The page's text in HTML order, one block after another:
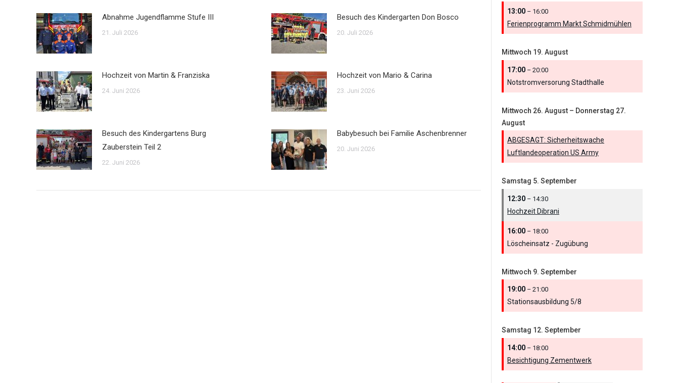
Abnahme Jugendflamme Stufe III
21. Juli 2026
Besuch des Kindergarten Don Bosco
20. Juli 2026
Hochzeit von Martin & Franziska
24. Juni 2026
Hochzeit von Mario & Carina
23. Juni 2026
Besuch des Kindergartens Burg
Zauberstein Teil 2
22. Juni 2026
Babybesuch bei Familie Aschenbrenner
20. Juni 2026
13:00 – 16:00
Ferienprogramm Markt Schmidmühlen
Mittwoch 19. August
17:00 – 20:00
Notstromversorung Stadthalle
Mittwoch 26. August – Donnerstag 27.
August
ABGESAGT: Sicherheitswache
Luftlandeoperation US Army
Samstag 5. September
12:30 – 14:30
Hochzeit Dibrani
16:00 – 18:00
Löscheinsatz - Zugübung
Mittwoch 9. September
19:00 – 21:00
Stationsausbildung 5/8
Samstag 12. September
14:00 – 18:00
Besichtigung Zementwerk